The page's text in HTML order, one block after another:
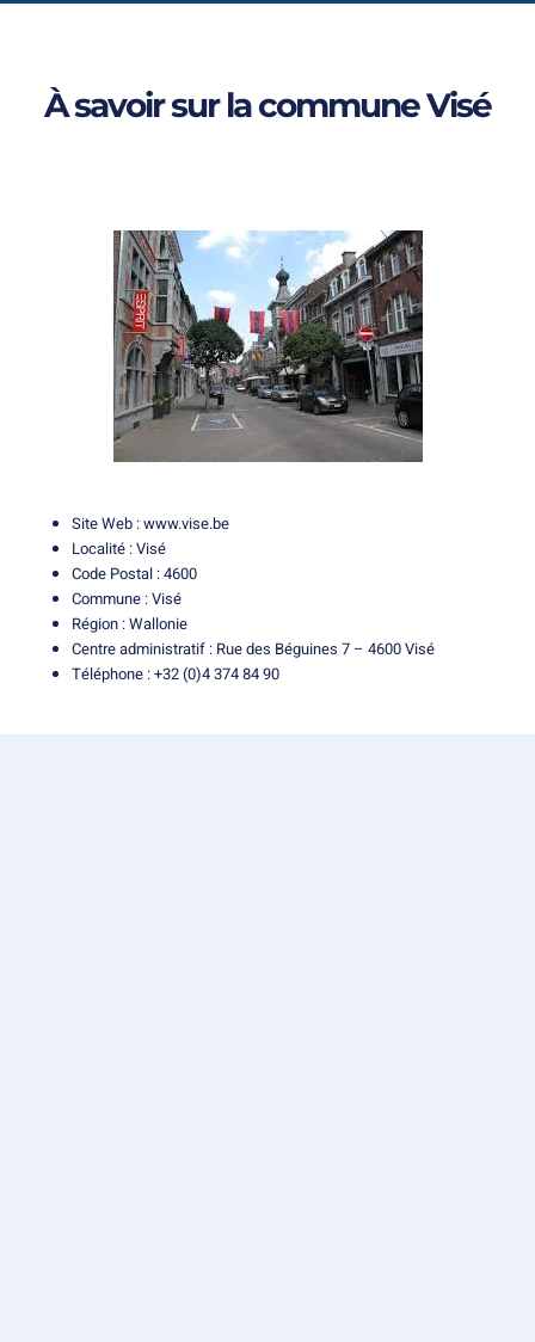
À savoir sur la commune Visé
Site Web :www.vise.be
Localité : Visé
Code Postal : 4600
Commune : Visé
Région : Wallonie
Centre administratif : Rue des Béguines 7 – 4600 Visé
Téléphone : +32 (0)4 374 84 90